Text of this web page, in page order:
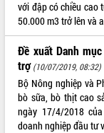
HỆ THỐNG VĂN BẢN
VĂN BẢN HĐND TỈNH
ĐIỂM TIN VĂN BẢN
QUY HOẠCH - KẾ HOẠCH
với đập có chiều cao
50.000 m3 trở lên và
Đề xuất Danh
trợ (10/07/2019, 08:32)
Bộ Nông nghiệp và
bò sữa, bò thịt cao
ngày 17/4/2018
doanh nghiệp đầu tư